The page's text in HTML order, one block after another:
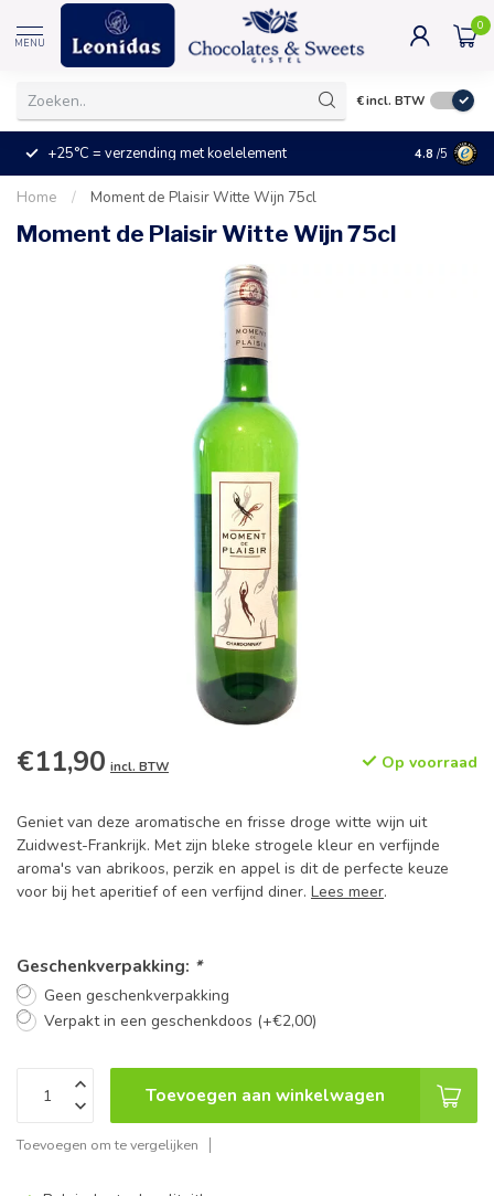
MENU
0
€incl. BTW
+25°C = verzending met koelelement Kleine
4.8 /5
Home / Moment de Plaisir Witte Wijn 75cl
Moment de Plaisir Witte Wijn 75cl
€11,90 incl. BTW Op voorraad
Geniet van deze aromatische en frisse droge witte wijn uit
Zuidwest-Frankrijk. Met zijn bleke strogele kleur en verfijnde
aroma's van abrikoos, perzik en appel is dit de perfecte keuze
voor bij het aperitief of een verfijnd diner. Lees meer.
Geschenkverpakking: *
Geen geschenkverpakking
Verpakt in een geschenkdoos (+€2,00)
Toevoegen aan winkelwagen
Toevoegen om te vergelijken